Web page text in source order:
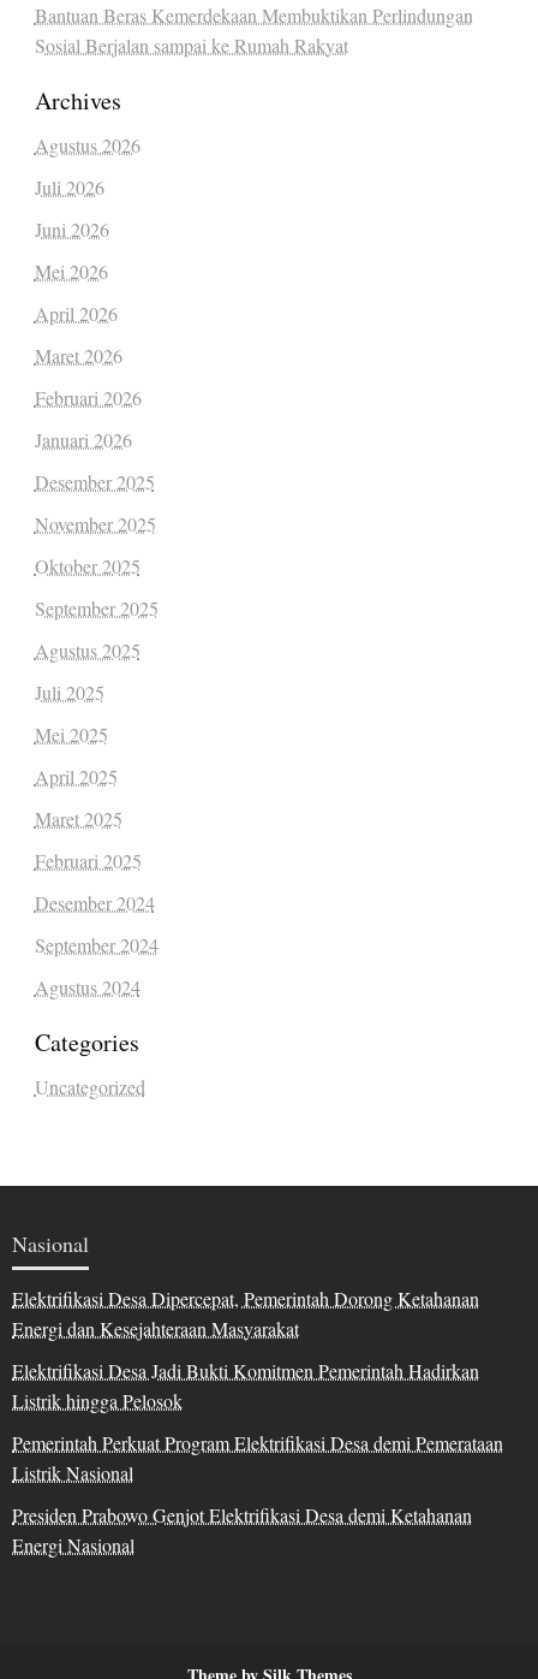
Bantuan Beras Kemerdekaan Membuktikan Perlindungan
Sosial Berjalan sampai ke Rumah Rakyat
Archives
Agustus 2026
Juli 2026
Juni 2026
Mei 2026
April 2026
Maret 2026
Februari 2026
Januari 2026
Desember 2025
November 2025
Oktober 2025
September 2025
Agustus 2025
Juli 2025
Mei 2025
April 2025
Maret 2025
Februari 2025
Desember 2024
September 2024
Agustus 2024
Categories
Uncategorized
Nasional
Elektrifikasi Desa Dipercepat, Pemerintah Dorong Ketahanan
Energi dan Kesejahteraan Masyarakat
Elektrifikasi Desa Jadi Bukti Komitmen Pemerintah Hadirkan
Listrik hingga Pelosok
Pemerintah Perkuat Program Elektrifikasi Desa demi Pemerataan
Listrik Nasional
Presiden Prabowo Genjot Elektrifikasi Desa demi Ketahanan
Energi Nasional